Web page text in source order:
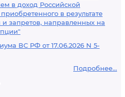
в доход Российской
в результате
запретов, направленных на
ВС РФ от 17.06.2026 N 5-
Подробнее...